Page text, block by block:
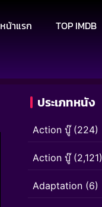
หน้าแรก TOP IMDB
ประเภทหนัง
Action บู๊(224)
Action บู๊(2,121)
Adaptation (6)